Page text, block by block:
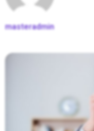
masteradmin